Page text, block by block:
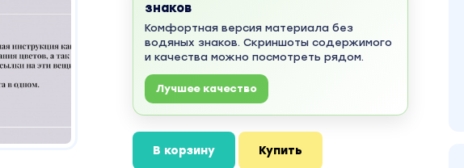
знаков
Комфортная версия материала без
водяных знаков. Скриншоты содержимого
и качества можно посмотреть рядом.
Лучшее качество
В корзину Купить